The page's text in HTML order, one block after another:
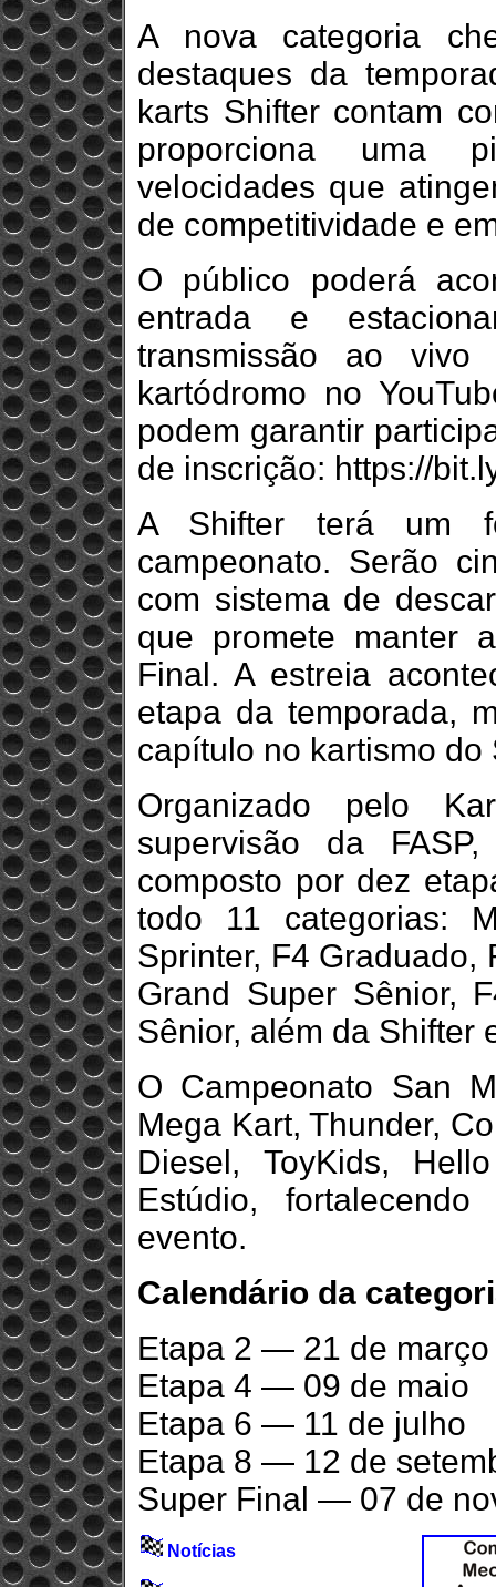
A nova categoria
destaques da
karts Shifter contam
proporciona uma
velocidades que
de competitividade e
O público poderá
entrada e
transmissão ao
kartódromo no
podem garantir
de inscrição: https://
A Shifter terá um
campeonato. Serão
com sistema de
que promete manter
Final. A estreia
etapa da temporada,
capítulo no kartismo do
Organizado pelo
supervisão da
composto por dez
todo 11 categorias:
Sprinter, F4 Graduado,
Grand Super Sênior,
Sênior, além da Shifter
O Campeonato San
Mega Kart, Thunder,
Diesel, ToyKids,
Estúdio,
evento.
Calendário da
Etapa 2 — 21 de março
Etapa 4 — 09 de maio
Etapa 6 — 11 de julho
Etapa 8 — 12 de
Super Final — 07 de
Notícias